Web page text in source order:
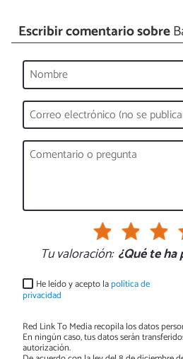
Escribir comentario sobre
Tu valoración: ¿Qué te
He leído y acepto lapolítica de
privacidad
Red Link To Media recopila los datos
En ningún caso, tus datos serán
autorización.